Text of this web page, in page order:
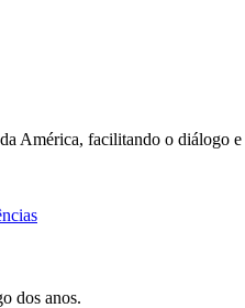
América, facilitando o diálogo
dos anos.